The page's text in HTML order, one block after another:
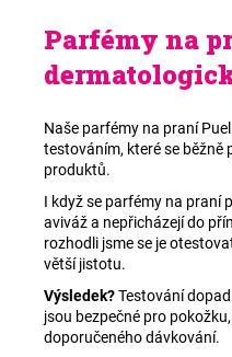
Parfémy na
Naše parfémy na praní
testováním, které se běžně
produktů.
I když se parfémy na praní
aviváž a nepřicházejí do
rozhodli jsme se je
větší jistotu.
Výsledek?Testování
jsou bezpečné pro
doporučeného dávkování.